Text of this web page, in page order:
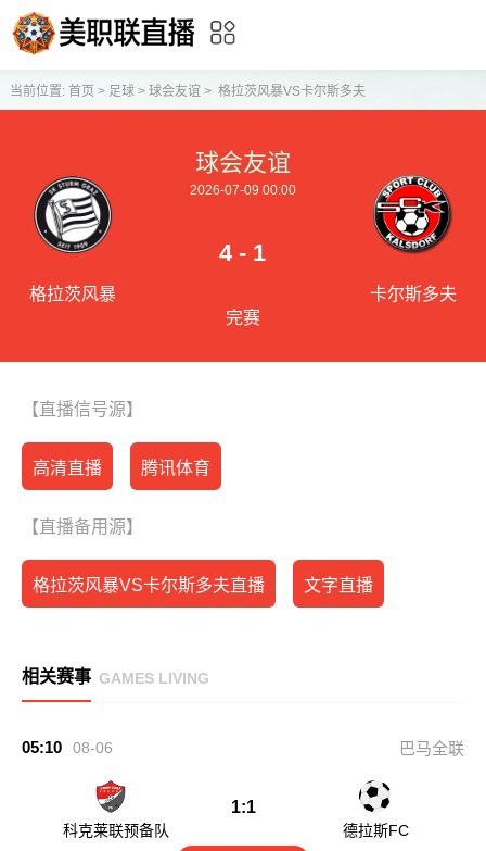
当前位置: 首页 > 足球> 球会友谊 > 格拉茨风暴VS卡尔斯多夫
格拉茨风暴
球会友谊
2026-07-09 00:00
4 - 1
完赛
卡尔斯多夫
【直播信号源】
高清直播 腾讯体育
【直播备用源】
格拉茨风暴VS卡尔斯多夫直播 文字直播
相关赛事 GAMES LIVING
05:10 08-06 巴马全联
科克莱联预备队
1:1
德拉斯FC